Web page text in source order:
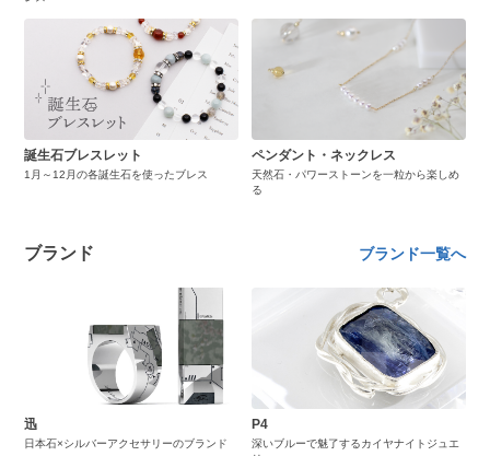
誕生石ブレスレット
1月～12月の各誕生石を使ったブレス
ペンダント・ネックレス
天然石・パワーストーンを一粒から楽しめ
る
ブランド ブランド一覧へ
迅
日本石×シルバーアクセサリーのブランド
P4
深いブルーで魅了するカイヤナイトジュエ